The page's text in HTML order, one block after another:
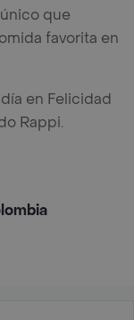
que
favorita en
en Felicidad
Rappi.